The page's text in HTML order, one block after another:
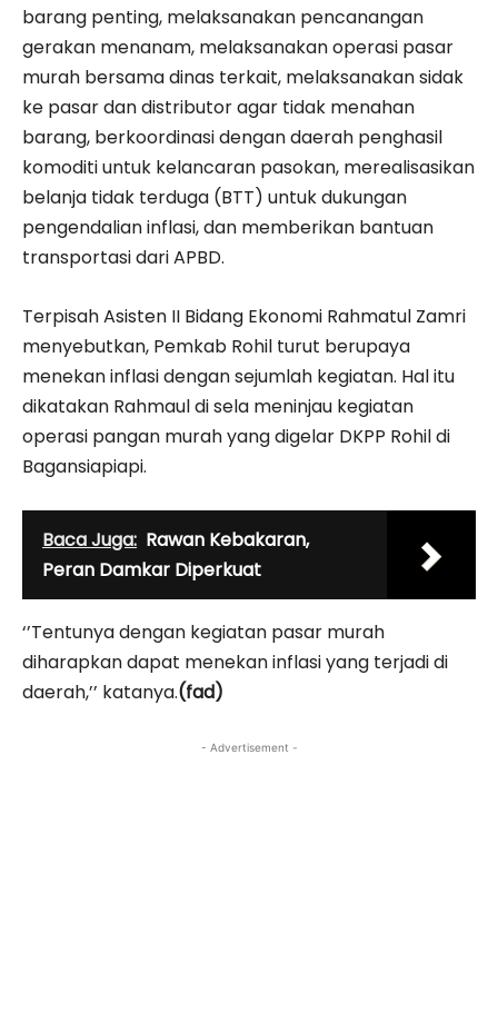
barang penting, melaksanakan pencanangan
gerakan menanam, melaksanakan operasi pasar
murah bersama dinas terkait, melaksanakan sidak
ke pasar dan distributor agar tidak menahan
barang, berkoordinasi dengan daerah penghasil
komoditi untuk kelancaran pasokan, merealisasikan
belanja tidak terduga (BTT) untuk dukungan
pengendalian inflasi, dan memberikan bantuan
transportasi dari APBD.
Terpisah Asisten II Bidang Ekonomi Rahmatul Zamri
menyebutkan, Pemkab Rohil turut berupaya
menekan inflasi dengan sejumlah kegiatan. Hal itu
dikatakan Rahmaul di sela meninjau kegiatan
operasi pangan murah yang digelar DKPP Rohil di
Bagansiapiapi.
Baca Juga: Rawan Kebakaran,
Peran Damkar Diperkuat
‘’Tentunya dengan kegiatan pasar murah
diharapkan dapat menekan inflasi yang terjadi di
daerah,’’ katanya.(fad)
- Advertisement -